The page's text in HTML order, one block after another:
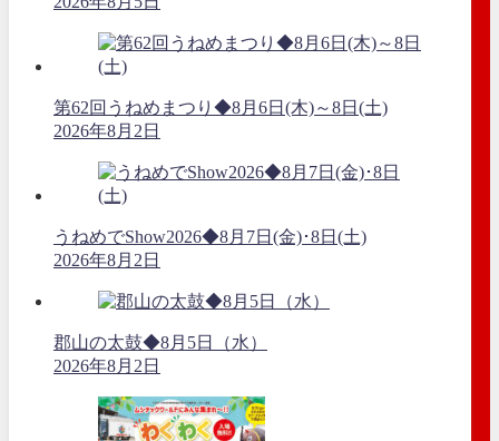
第62回うねめまつり◆8月6日(木)～8日(土)
2026年8月2日
うねめでShow2026◆8月7日(金)･8日(土)
2026年8月2日
郡山の太鼓◆8月5日（水）
2026年8月2日